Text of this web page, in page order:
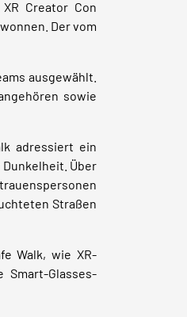
Creator Con
Der vom
ausgewählt.
sowie
adressiert ein
Über
Straßen
Walk, wie XR-
Glasses-